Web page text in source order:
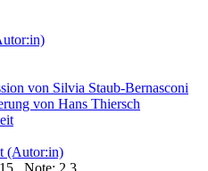
von Silvia Staub-Bernasconi
von Hans Thiersch
(Autor:in)